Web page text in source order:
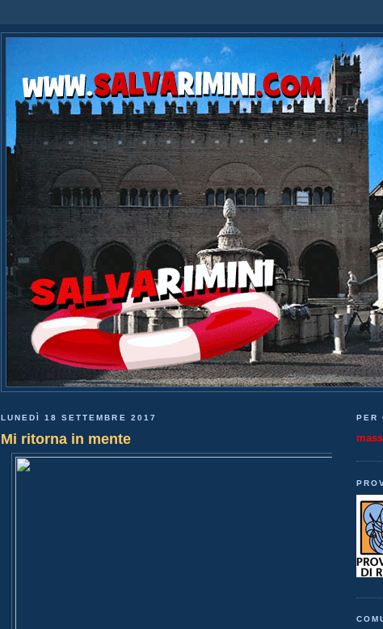
LUNEDÌ 18 SETTEMBRE 2017
Mi ritorna in mente
PER